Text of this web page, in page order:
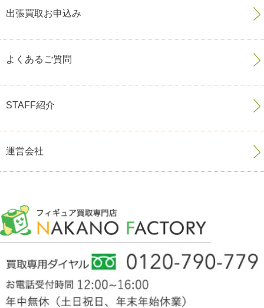
出張買取お申込み
よくあるご質問
STAFF紹介
運営会社